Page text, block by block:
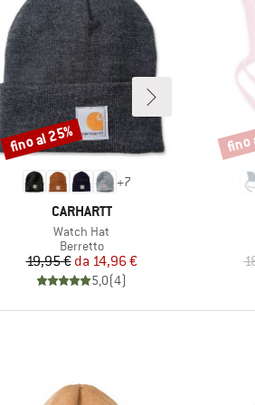
+7
MARCHIO
CARHARTT
Articolo
Watch Hat
Gruppo di prodotti
Berretto
Prezzo
19,95 € Prezzo ridotto
da 14,96 €
5,0(4)
Sconto
fino al 25% fino